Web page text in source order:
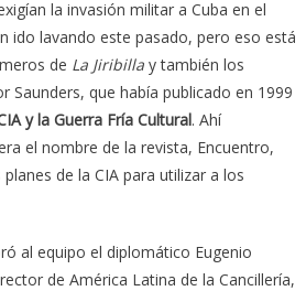
la invasión militar a Cuba en el
ido lavando este pasado, pero eso está
de La Jiribillay también los
Saunders, que había publicado en 1999
y la Guerra Fría Cultural. Ahí
el nombre de la revista, Encuentro,
de la CIA para utilizar a los
al equipo el diplomático Eugenio
de América Latina de la Cancillería,